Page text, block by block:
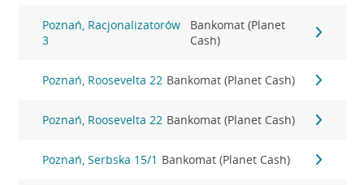
Poznań, Racjonalizatorów
3
Bankomat (Planet
Cash)
Poznań, Roosevelta 22 Bankomat (Planet Cash)
Poznań, Roosevelta 22 Bankomat (Planet Cash)
Poznań, Serbska 15/1 Bankomat (Planet Cash)